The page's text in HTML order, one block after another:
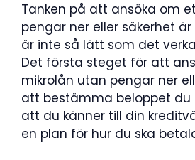
Tanken på att ansöka om
pengar ner eller säkerhet
är inte så lätt som det
Det första steget för att
mikrolån utan pengar ner
att bestämma beloppet du
att du känner till din
en plan för hur du ska